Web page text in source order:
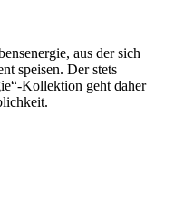
aus der sich
speisen. Der stets
Kollektion geht daher